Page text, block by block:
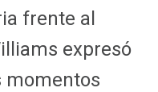
frente al
expresó
momentos